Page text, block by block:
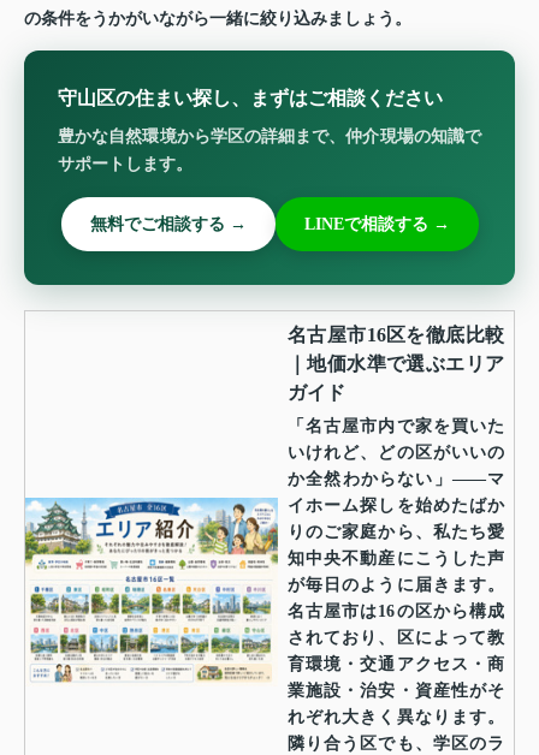
の条件をうかがいながら一緒に絞り込みましょう。
守山区の住まい探し、まずはご相談ください
豊かな自然環境から学区の詳細まで、仲介現場の知識で
サポートします。
無料でご相談する → LINEで相談する →
名古屋市16区を徹底比較
｜地価水準で選ぶエリア
ガイド
「名古屋市内で家を買いた
いけれど、どの区がいいの
か全然わからない」——マ
イホーム探しを始めたばか
りのご家庭から、私たち愛
知中央不動産にこうした声
が毎日のように届きます。
名古屋市は16の区から構成
されており、区によって教
育環境・交通アクセス・商
業施設・治安・資産性がそ
れぞれ大きく異なります。
隣り合う区でも、学区のラ